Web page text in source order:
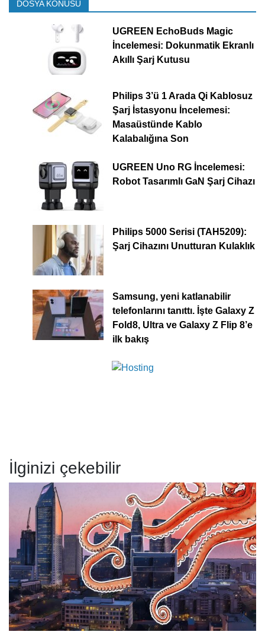
DOSYA KONUSU
UGREEN EchoBuds Magic
İncelemesi: Dokunmatik Ekranlı
Akıllı Şarj Kutusu
Philips 3’ü 1 Arada Qi Kablosuz
Şarj İstasyonu İncelemesi:
Masaüstünde Kablo
Kalabalığına Son
UGREEN Uno RG İncelemesi:
Robot Tasarımlı GaN Şarj Cihazı
Philips 5000 Serisi (TAH5209):
Şarj Cihazını Unutturan Kulaklık
Samsung, yeni katlanabilir
telefonlarını tanıttı. İşte Galaxy Z
Fold8, Ultra ve Galaxy Z Flip 8’e
ilk bakış
İlginizi çekebilir